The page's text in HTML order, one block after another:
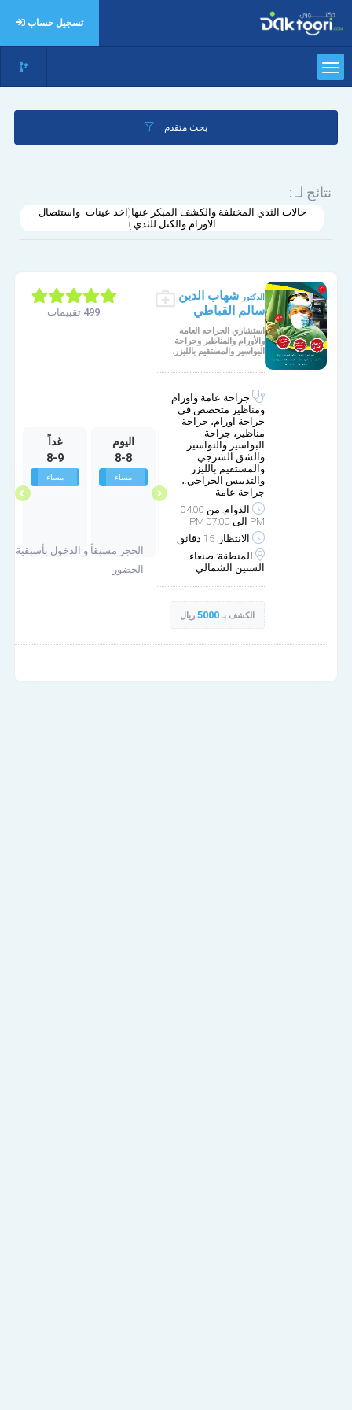
تسجيل حساب
بحث متقدم
نتائج لـ :
حالات الثدي المختلفة والكشف المبكر عنها(اخذ عينات -واستئصال
الاورام والكتل للثدي )
الدكتور
شهاب الدين
سالم القباطي
استشاري الجراحه العامه
والأورام والمناظير وجراحة
البواسير والمستقيم بالليزر.
جراحة عامة واورام
ومناظير متخصص في
جراحة اورام، جراحة
مناظير، جراحة
البواسير والنواسير
والشق الشرجي
والمستقيم بالليزر
والتدبيس الجراحي.،
جراحة عامة
الدوام: من 04:00
PM الى 07:00 PM
الانتظار: 15 دقائق
المنطقة: صنعاء -
الستين الشمالي
الكشف بـ5000 ريال
الخميس
10-1
غير متوفر
الجمعة
10-2
غير متوفر
اليوم
8-8
مساء
غداً
8-9
مساء
الحجز مسبقاً و الدخول بأسبقية
الحضور
499 تقييمات